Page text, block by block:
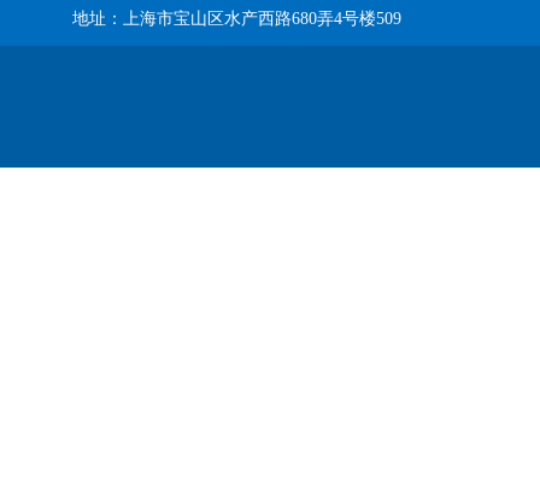
地址：上海市宝山区水产西路680弄4号楼509